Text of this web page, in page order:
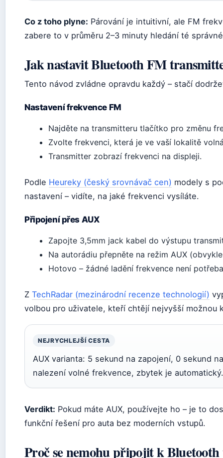
Co z toho plyne: Párování je intuitivní, ale FM
zabere to v průměru 2–3 minuty hledání té
Jak nastavit Bluetooth FM
Tento návod zvládne opravdu každý – stačí
Nastavení frekvence FM
Najděte na transmitteru tlačítko pro změnu
Zvolte frekvenci, která je ve vaší lokalitě
Transmitter zobrazí frekvenci na displeji.
Podle Heureky (český srovnávač cen) modely s
nastavení – vidíte, na jaké frekvenci vysíláte.
Připojení přes AUX
Zapojte 3,5mm jack kabel do výstupu
Na autorádiu přepněte na režim AUX (obvykle
Hotovo – žádné ladění frekvence není
Z TechRadar (mezinárodní recenze technologií)
volbou pro uživatele, kteří chtějí nejvyšší možnou
NEJRYCHLEJŠÍ CESTA
AUX varianta: 5 sekund na zapojení, 0 sekund
nalezení volné frekvence, zbytek je automatický.
Verdikt: Pokud máte AUX, používejte ho – je to
funkční řešení pro auta bez moderních vstupů.
Proč se nemohu připojit k